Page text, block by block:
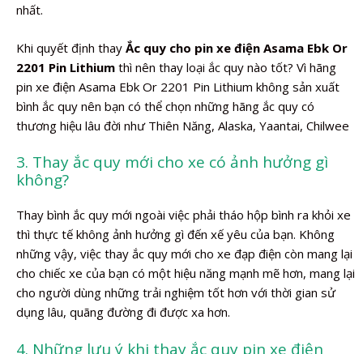
nhất.
Khi quyết định thay Ắc quy cho pin xe điện Asama Ebk Or
2201 Pin Lithium thì nên thay loại ắc quy nào tốt? Vì hãng
pin xe điện Asama Ebk Or 2201 Pin Lithium không sản xuất
bình ắc quy nên bạn có thể chọn những hãng ắc quy có
thương hiệu lâu đời như Thiên Năng, Alaska, Yaantai, Chilwee
3. Thay ắc quy mới cho xe có ảnh hưởng gì
không?
Thay bình ắc quy mới ngoài việc phải tháo hộp bình ra khỏi xe
thì thực tế không ảnh hưởng gì đến xế yêu của bạn. Không
những vậy, việc thay ắc quy mới cho xe đạp điện còn mang lại
cho chiếc xe của bạn có một hiệu năng mạnh mẽ hơn, mang lại
cho người dùng những trải nghiệm tốt hơn với thời gian sử
dụng lâu, quãng đường đi được xa hơn.
4. Những lưu ý khi thay ắc quy pin xe điện